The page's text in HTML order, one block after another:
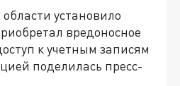
установило
вредоносное
к учетным записям
поделилась пресс-